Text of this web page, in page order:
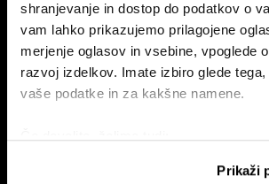
shranjevanje in dostop do podatkov o
vam lahko prikazujemo prilagojene
merjenje oglasov in vsebine, vpoglede
razvoj izdelkov. Imate izbiro glede
vaše podatke in za kakšne namene.
Prikaži
Od kod prihaja dizel v
bo cena še naprej rasla
Od začetka leta se je sod surove nafte
več kot 30 odstotkov. A potrošniki na